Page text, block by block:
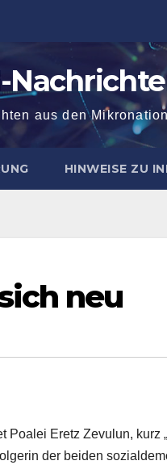
aus den
HINWEISE ZU
neu
Eretz Zevulun, kurz
der beiden